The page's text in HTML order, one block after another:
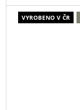
VYROBENO V ČR